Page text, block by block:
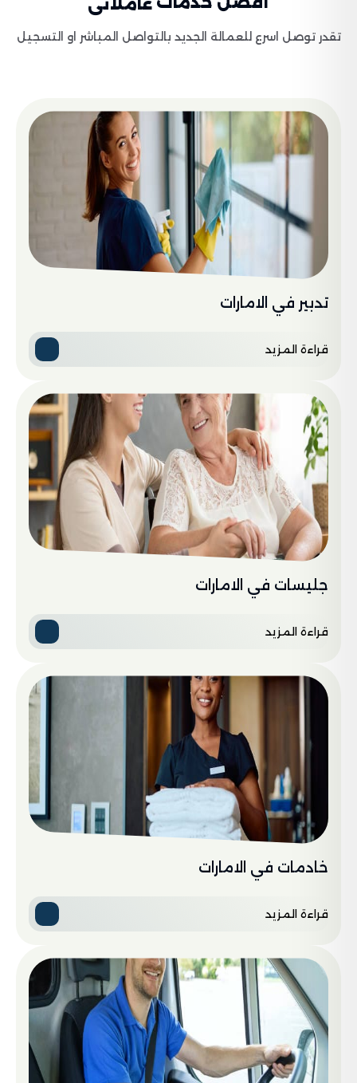
تقدر توصل اسرع للعمالة الجديد بالتواصل المباشر او التسجيل
تدبير في الامارات
قراءة المزيد
جليسات في الامارات
قراءة المزيد
خادمات في الامارات
قراءة المزيد